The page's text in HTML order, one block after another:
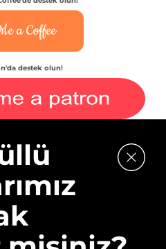
a Coffee
destek olun!
kaydolun.